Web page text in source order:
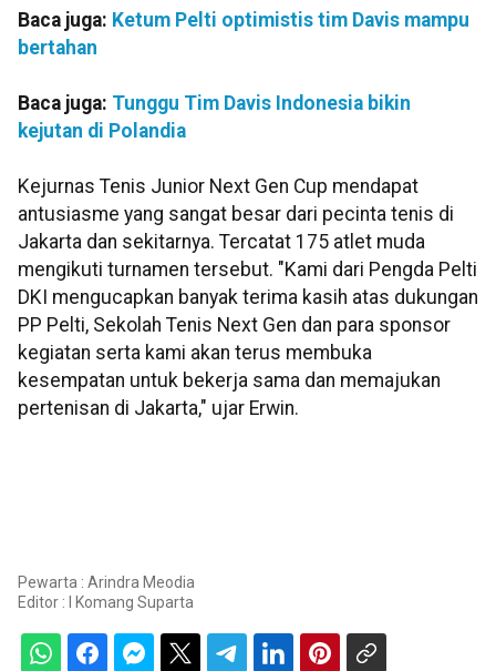
Baca juga: Ketum Pelti optimistis tim Davis mampu
bertahan
Baca juga: Tunggu Tim Davis Indonesia bikin
kejutan di Polandia
Kejurnas Tenis Junior Next Gen Cup mendapat
antusiasme yang sangat besar dari pecinta tenis di
Jakarta dan sekitarnya. Tercatat 175 atlet muda
mengikuti turnamen tersebut. "Kami dari Pengda Pelti
DKI mengucapkan banyak terima kasih atas dukungan
PP Pelti, Sekolah Tenis Next Gen dan para sponsor
kegiatan serta kami akan terus membuka
kesempatan untuk bekerja sama dan memajukan
pertenisan di Jakarta," ujar Erwin.
Pewarta : Arindra Meodia
Editor :
I Komang Suparta